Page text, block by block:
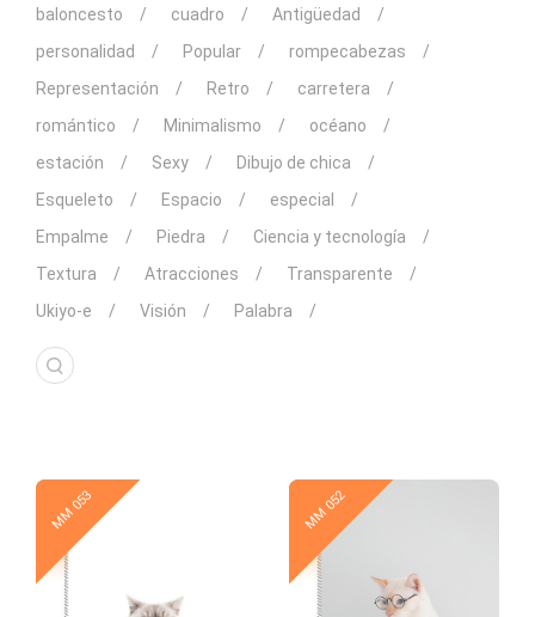
baloncesto
cuadro
Antigüedad
personalidad
Popular
rompecabezas
Representación
Retro
carretera
romántico
Minimalismo
océano
estación
Sexy
Dibujo de chica
Esqueleto
Espacio
especial
Empalme
Piedra
Ciencia y tecnología
Textura
Atracciones
Transparente
Ukiyo-e
Visión Palabra
New
MM 053 New
MM 052